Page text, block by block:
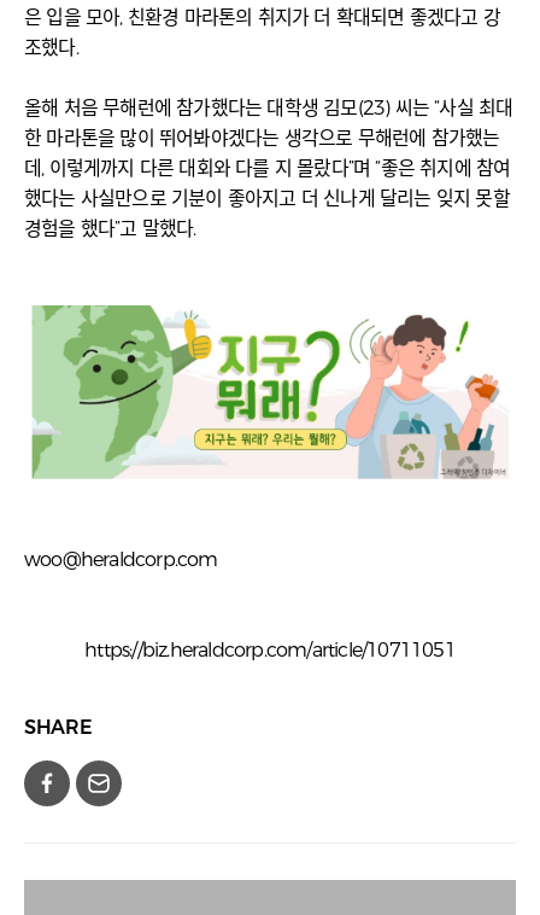
은 입을 모아, 친환경 마라톤의 취지가 더 확대되면 좋겠다고 강
조했다.
올해 처음 무해런에 참가했다는 대학생 김모(23) 씨는 “사실 최대
한 마라톤을 많이 뛰어봐야겠다는 생각으로 무해런에 참가했는
데, 이렇게까지 다른 대회와 다를 지 몰랐다”며 “좋은 취지에 참여
했다는 사실만으로 기분이 좋아지고 더 신나게 달리는 잊지 못할
경험을 했다”고 말했다.
woo@heraldcorp.com
https://biz.heraldcorp.com/article/10711051
SHARE